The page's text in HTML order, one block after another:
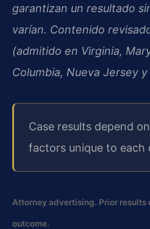
garantizan un resultado
varían. Contenido
(admitido en Virginia,
Columbia, Nueva Jersey
Case results depend
factors unique to each
Attorney advertising. Prior results
outcome.